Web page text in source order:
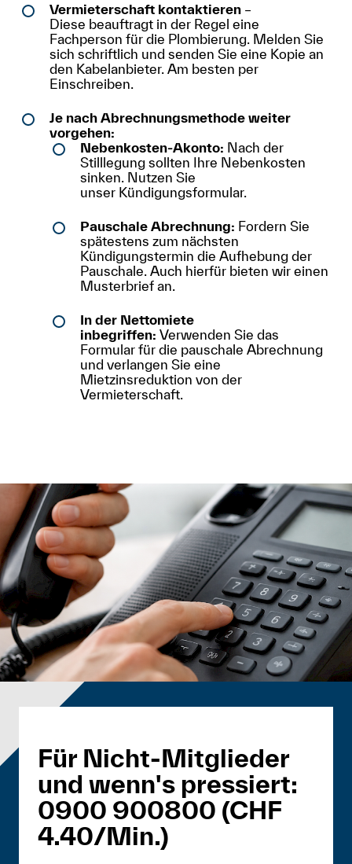
Vermieterschaft kontaktieren –
Diese beauftragt in der Regel eine
Fachperson für die Plombierung. Melden Sie
sich schriftlich und senden Sie eine Kopie an
den Kabelanbieter. Am besten per
Einschreiben.
Je nach Abrechnungsmethode weiter
vorgehen:
Nebenkosten-Akonto: Nach der
Stilllegung sollten Ihre Nebenkosten
sinken. Nutzen Sie
unser Kündigungsformular.
Pauschale Abrechnung: Fordern Sie
spätestens zum nächsten
Kündigungstermin die Aufhebung der
Pauschale. Auch hierfür bieten wir einen
Musterbrief an.
In der Nettomiete
inbegriffen: Verwenden Sie das
Formular für die pauschale Abrechnung
und verlangen Sie eine
Mietzinsreduktion von der
Vermieterschaft.
Für Nicht-Mitglieder
und wenn's pressiert:
0900 900800 (CHF
4.40/Min.)